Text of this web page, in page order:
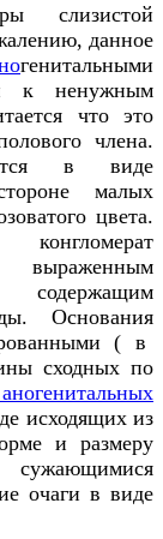
слизистой
данное
генитальными
к ненужным
что это
члена.
в виде
малых
цвета.
конгломерат
Основания
( в
сходных по
исходящих из
и размеру
очаги в виде